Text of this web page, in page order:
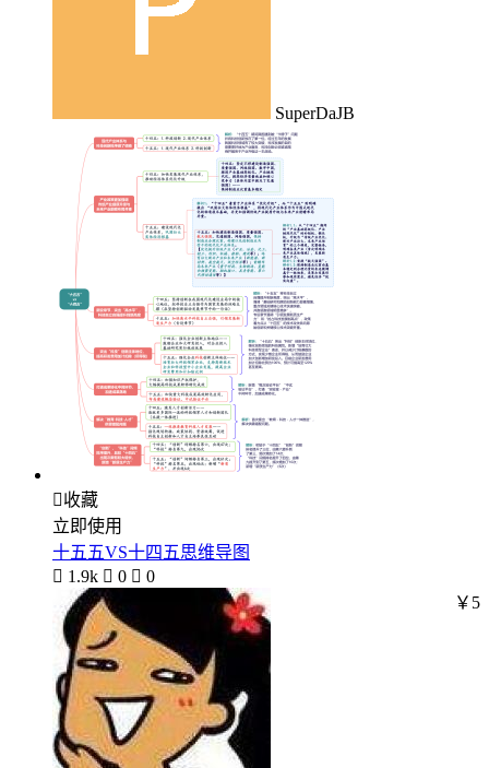
SuperDaJB
收藏
立即使用
十五五VS十四五思维导图
 1.9k  0  0
￥5